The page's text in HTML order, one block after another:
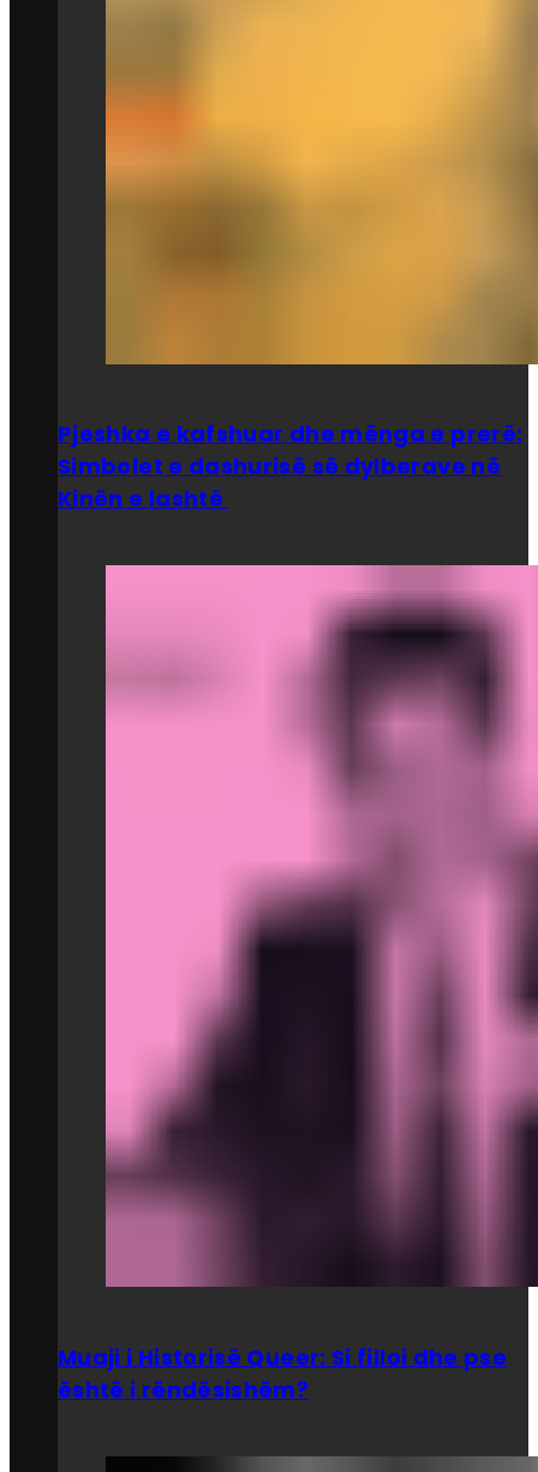
Pjeshka e kafshuar dhe mënga e prerë:
Simbolet e dashurisë së dylberave në
Kinën e lashtë
Muaji i Historisë Queer: Si filloi dhe pse
është i rëndësishëm?